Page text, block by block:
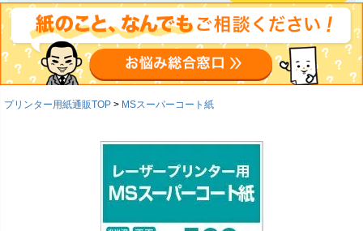
プリンター用紙通販TOP MSスーパーコート紙